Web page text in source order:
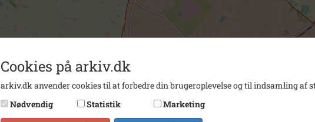
Cookies på arkiv.dk
arkiv.dk anvender cookies til at forbedre din brugeroplevelse og til indsamling af
Nødvendig
Statistik Marketing